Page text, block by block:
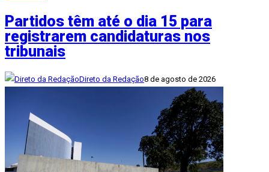
Partidos têm até o dia 15 para
registrarem candidaturas nos
tribunais
Direto da Redação8 de agosto de 2026